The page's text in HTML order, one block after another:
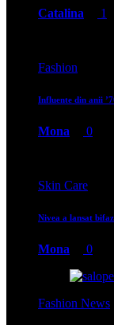
Catalina 1
Fashion
Influente din anii
Mona 0
Skin Care
Nivea a lansat
Mona 0
Fashion News